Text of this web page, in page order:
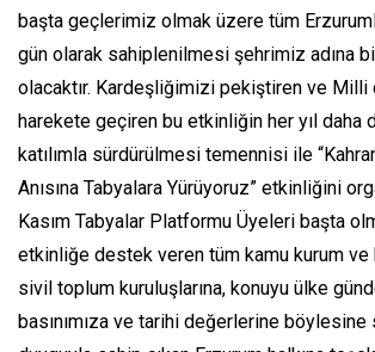
başta geçlerimiz olmak üzere tüm
gün olarak sahiplenilmesi şehrimiz adına
olacaktır. Kardeşliğimizi pekiştiren ve Milli
harekete geçiren bu etkinliğin her yıl daha
katılımla sürdürülmesi temennisi ile
Anısına Tabyalara Yürüyoruz” etkinliğini
Kasım Tabyalar Platformu Üyeleri başta
etkinliğe destek veren tüm kamu kurum ve
sivil toplum kuruluşlarına, konuyu ülke
basınımıza ve tarihi değerlerine